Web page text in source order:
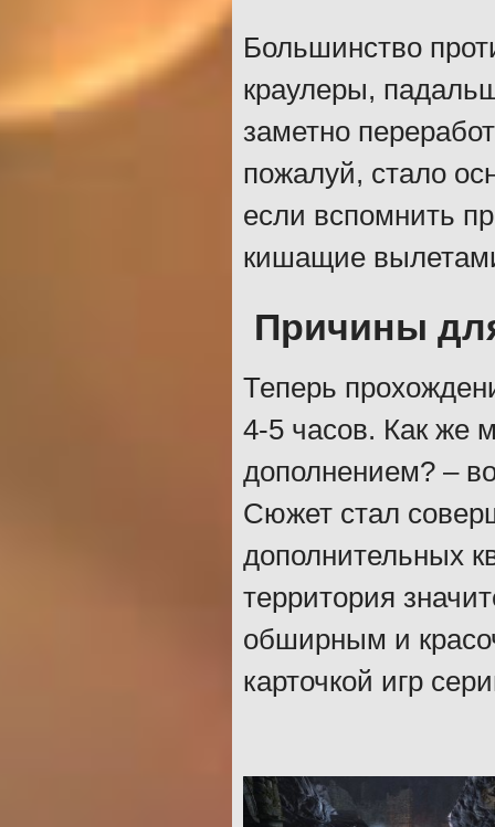
Большинство
краулеры,
заметно
пожалуй, стало
если вспомнить
кишащие
Причины
Теперь
4-5 часов. Как же
дополнением? –
Сюжет стал
дополнительных
территория
обширным и
карточкой игр